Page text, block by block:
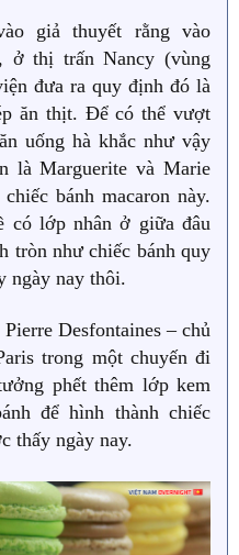
giả thuyết rằng vào
ở thị trấn Nancy (vùng
đưa ra quy định đó là
ăn thịt. Để có thể vượt
uống hà khắc như vậy
là Marguerite và Marie
bánh macaron này.
có lớp nhân ở giữa đâu
tròn như chiếc bánh quy
ngày nay thôi.
Desfontaines – chủ
trong một chuyến đi
phết thêm lớp kem
để hình thành chiếc
thấy ngày nay.